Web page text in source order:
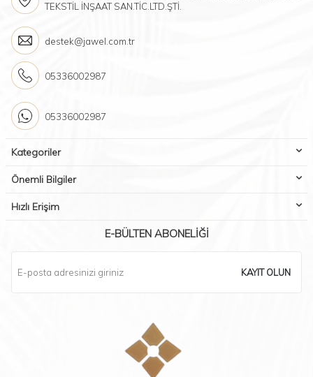
TEKSTİL İNŞAAT SAN.TİC.LTD.ŞTİ.
destek@jawel.com.tr
05336002987
05336002987
Kategoriler
Önemli Bilgiler
Hızlı Erişim
E-BÜLTEN ABONELIĞI
KAYIT OLUN